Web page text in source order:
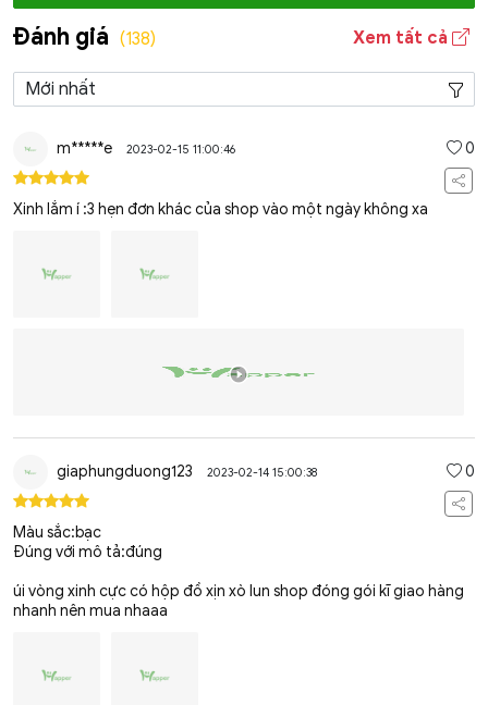
Đánh giá (138) Xem tất cả
m*****e 2023-02-15 11:00:46 0
Xinh lắm í :3 hẹn đơn khác của shop vào một ngày không xa
giaphungduong123 2023-02-14 15:00:38 0
Màu sắc:bạc
Đúng với mô tả:đúng
úi vòng xinh cực có hộp đồ xịn xò lun shop đóng gói kĩ giao hàng
nhanh nên mua nhaaa